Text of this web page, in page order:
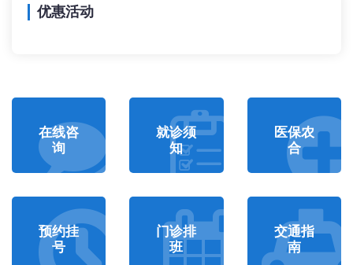
优惠活动
在线咨
询
就诊须
知
医保农
合
预约挂
号
门诊排
班
交通指
南